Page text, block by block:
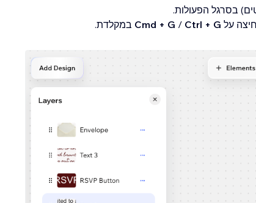
בסרגל הפעולות.
על Ctrl + G
‏/
Cmd + G במקלדת.